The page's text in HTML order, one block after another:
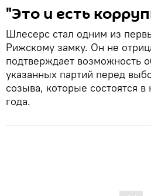
"Это и есть
Шлесерс стал одним из
Рижскому замку. Он не
подтверждает возможность
указанных партий перед
созыва, которые состоятся в
года.